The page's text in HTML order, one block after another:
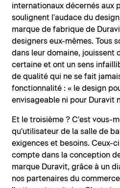
internationaux décernés aux
soulignent l'audace du
marque de fabrique de
designers eux-mêmes. Tous
dans leur domaine, jouissent
certaine et ont un sens
de qualité qui ne se fait
fonctionnalité : « le design
envisageable ni pour Duravit
Et le troisième ? C'est vous-
qu'utilisateur de la salle de
exigences et besoins. Ceux-
compte dans la conception
marque Duravit, grâce à un
nos partenaires du